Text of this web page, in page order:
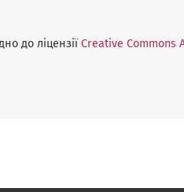
до ліцензіїCreative